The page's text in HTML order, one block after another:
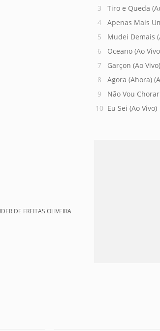
DE FREITAS OLIVEIRA
Tiro e Queda
Apenas Mais
Mudei Demais
Oceano (Ao
Garçon (Ao Vivo)
Agora (Ahora)
Não Vou
Eu Sei (Ao Vivo)